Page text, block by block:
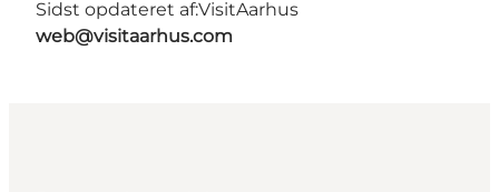
Sidst opdateret af:VisitAarhus
web@visitaarhus.com